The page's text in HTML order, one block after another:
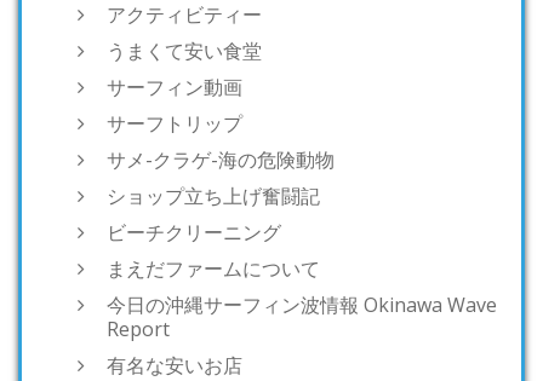
アクティビティー
うまくて安い食堂
サーフィン動画
サーフトリップ
サメ-クラゲ-海の危険動物
ショップ立ち上げ奮闘記
ビーチクリーニング
まえだファームについて
今日の沖縄サーフィン波情報 Okinawa Wave
Report
有名な安いお店